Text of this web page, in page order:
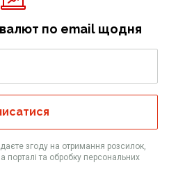
по email щодня
згоду на отримання розсилок,
порталі та обробку персональних